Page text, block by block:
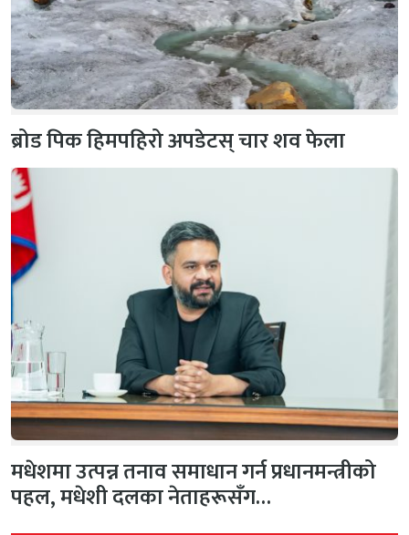
ब्रोड पिक हिमपहिरो अपडेटस् चार शव फेला
मधेशमा उत्पन्न तनाव समाधान गर्न प्रधानमन्त्रीको
पहल, मधेशी दलका नेताहरूसँग…